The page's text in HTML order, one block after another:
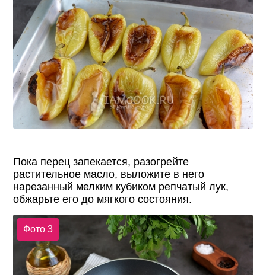
Пока перец запекается, разогрейте
растительное масло, выложите в него
нарезанный мелким кубиком репчатый лук,
обжарьте его до мягкого состояния.
Фото 3